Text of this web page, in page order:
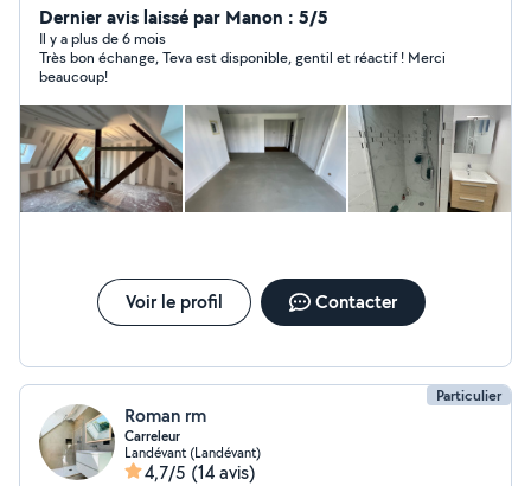
de sols stratifié/bois/carrelage -Rénovation de salle de
bain/pose receveur/faïence etc -Travaux de menuiserie
intérieur Nous nous engageons à fournir un travail
rigoureux et qualitatif avec tout le savoir faire dont nous
disposons. Au plaisir, n'hésitez pas à nous contacter.
Dernier avis laissé par Manon : 5/5
Il y a plus de 6 mois
Très bon échange, Teva est disponible, gentil et réactif ! Merci
beaucoup!
Voir le profil Contacter
Particulier
Roman rm
Carreleur
Landévant (Landévant)
4,7/5 (14 avis)